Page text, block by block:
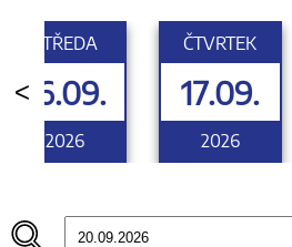
<
STŘEDA
16.09.
2026
ČTVRTEK
17.09.
2026